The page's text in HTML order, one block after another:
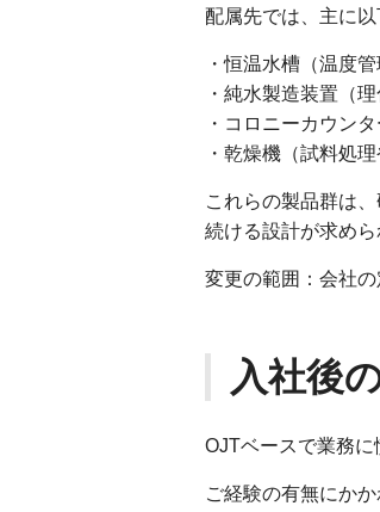
配属先では、主に
・恒温水槽（温度
・純水製造装置（
・コロニーカウン
・乾燥機（試料処
これらの製品群は
続ける設計が求めら
変更の範囲：会社
入社後
OJTベースで業務に
ご経験の有無にか